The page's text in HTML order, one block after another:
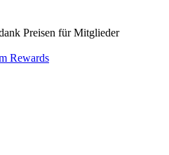
Preisen für Mitglieder
Rewards